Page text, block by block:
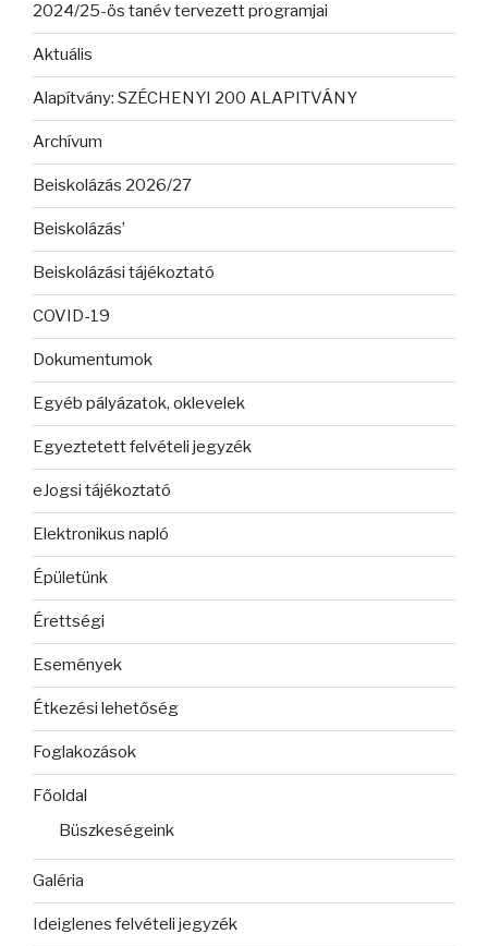
2024/25-ös tanév tervezett programjai
Aktuális
Alapítvány: SZÉCHENYI 200 ALAPITVÁNY
Archívum
Beiskolázás 2026/27
Beiskolázás’
Beiskolázási tájékoztató
COVID-19
Dokumentumok
Egyéb pályázatok, oklevelek
Egyeztetett felvételi jegyzék
eJogsi tájékoztató
Elektronikus napló
Épületünk
Érettségi
Események
Étkezési lehetőség
Foglakozások
Főoldal
Büszkeségeink
Galéria
Ideiglenes felvételi jegyzék